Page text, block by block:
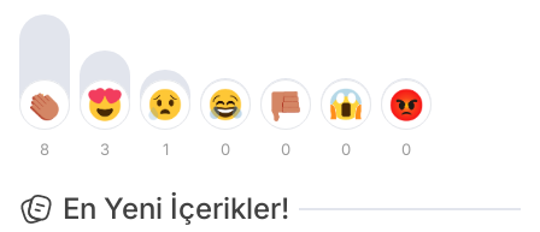
8 3 1 0 0 0 0
En Yeni İçerikler!